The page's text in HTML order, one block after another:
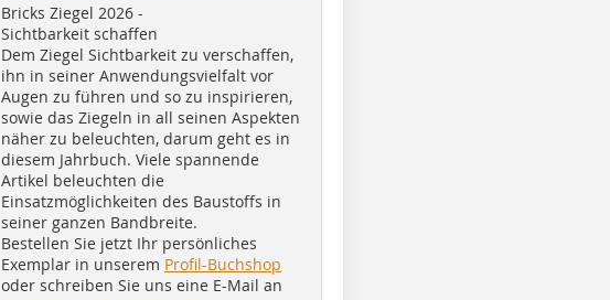
Bricks Ziegel 2026 -
Sichtbarkeit schaffen
Dem Ziegel Sichtbarkeit zu verschaffen,
ihn in seiner Anwendungsvielfalt vor
Augen zu führen und so zu inspirieren,
sowie das Ziegeln in all seinen Aspekten
näher zu beleuchten, darum geht es in
diesem Jahrbuch. Viele spannende
Artikel beleuchten die
Einsatzmöglichkeiten des Baustoffs in
seiner ganzen Bandbreite.
Bestellen Sie jetzt Ihr persönliches
Exemplar in unserem Profil-Buchshop
oder schreiben Sie uns eine E-Mail an